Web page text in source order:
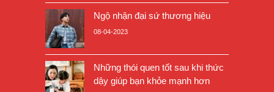
Ngộ nhận đại sứ thương hiệu
08-04-2023
Những thói quen tốt sau khi thức
dậy giúp bạn khỏe mạnh hơn